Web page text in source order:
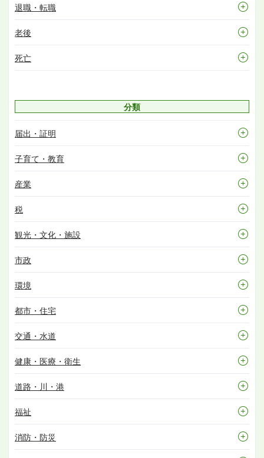
退職・転職
老後
死亡
分類
届出・証明
子育て・教育
産業
税
観光・文化・施設
市政
環境
都市・住宅
交通・水道
健康・医療・衛生
道路・川・港
福祉
消防・防災